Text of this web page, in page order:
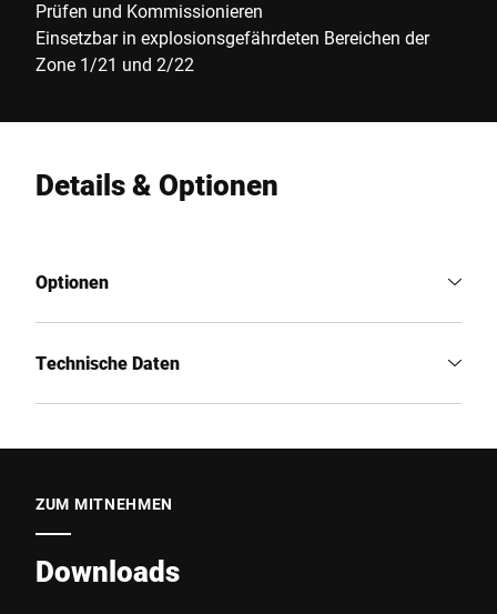
Prüfen und Kommissionieren
Einsetzbar in explosionsgefährdeten Bereichen der
Zone 1/21 und 2/22
Details & Optionen
Optionen
Technische Daten
ZUM MITNEHMEN
Downloads